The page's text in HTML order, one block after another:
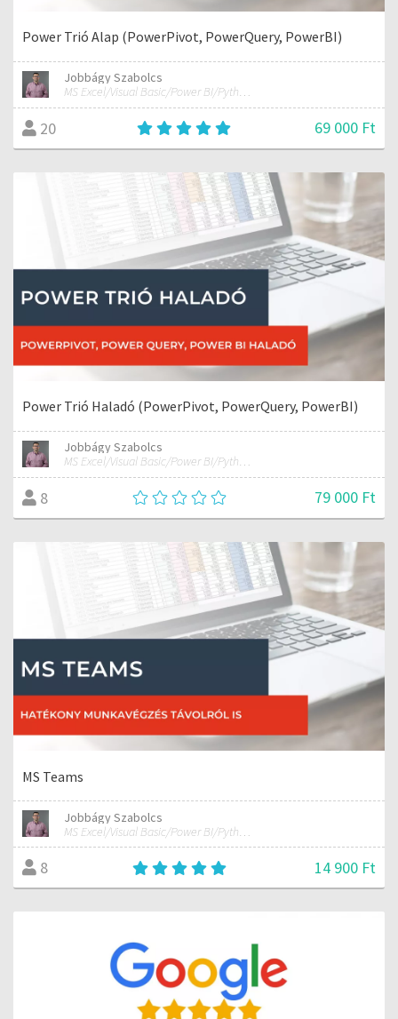
Power Trió Alap (PowerPivot, PowerQuery, PowerBI)
Jobbágy Szabolcs
MS Excel/Visual Basic/Power BI/Python adatelemzési szakértő
20 69 000 Ft
Power Trió Haladó (PowerPivot, PowerQuery, PowerBI)
Jobbágy Szabolcs
MS Excel/Visual Basic/Power BI/Python adatelemzési szakértő
8 79 000 Ft
MS Teams
Jobbágy Szabolcs
8 14 900 Ft